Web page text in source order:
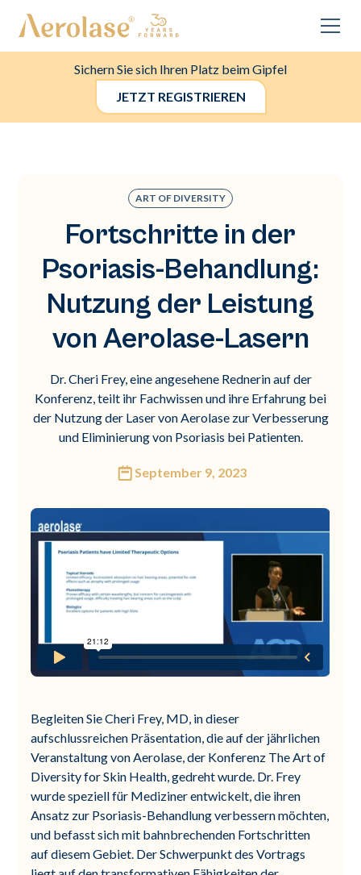
Sichern Sie sich Ihren Platz beim Gipfel
JETZT REGISTRIEREN
ART OF DIVERSITY
Fortschritte in der
Psoriasis-Behandlung:
Nutzung der Leistung
von Aerolase-Lasern
Dr. Cheri Frey, eine angesehene Rednerin auf der
Konferenz, teilt ihr Fachwissen und ihre Erfahrung bei
der Nutzung der Laser von Aerolase zur Verbesserung
und Eliminierung von Psoriasis bei Patienten.
September 9, 2023
Begleiten Sie Cheri Frey, MD, in dieser
aufschlussreichen Präsentation, die auf der jährlichen
Veranstaltung von Aerolase, der Konferenz The Art of
Diversity for Skin Health, gedreht wurde. Dr. Frey
wurde speziell für Mediziner entwickelt, die ihren
Ansatz zur Psoriasis-Behandlung verbessern möchten,
und befasst sich mit bahnbrechenden Fortschritten
auf diesem Gebiet. Der Schwerpunkt des Vortrags